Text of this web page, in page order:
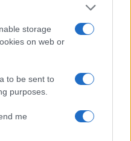
storage
on web or
to be sent to
purposes.
me
a politikai
, a
próbálják
transzparenseket,
zászló lobogtatását
Ennek ellenére a
egyik
vált, és